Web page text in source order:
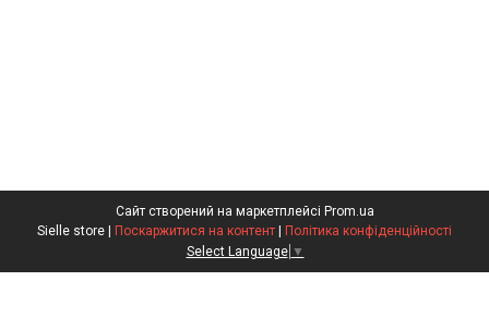
Сайт створений на маркетплейсі Prom.ua
Поскаржитися на контент
Політика конфіденційності
Select Language ▼